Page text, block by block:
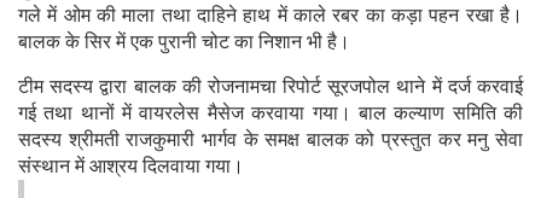
गले में ओम की माला तथा दाहिने हाथ में काले रबर का कड़ा पहन रखा है।
बालक के सिर में एक पुरानी चोट का निशान भी है।
टीम सदस्य द्वारा बालक की रोजनामचा रिपोर्ट सूरजपोल थाने में दर्ज करवाई
गई तथा थानों में वायरलेस मैसेज करवाया गया। बाल कल्याण समिति की
सदस्य श्रीमती राजकुमारी भार्गव के समक्ष बालक को प्रस्तुत कर मनु सेवा
संस्थान में आश्रय दिलवाया गया।